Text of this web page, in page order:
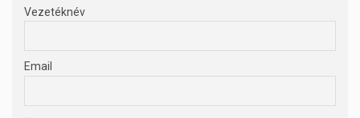
Vezetéknév
Email